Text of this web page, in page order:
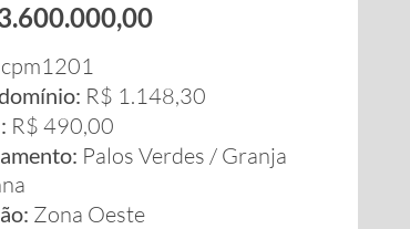
cpm1201
R$ 1.148,30
R$ 490,00
Palos Verdes / Granja
Zona Oeste